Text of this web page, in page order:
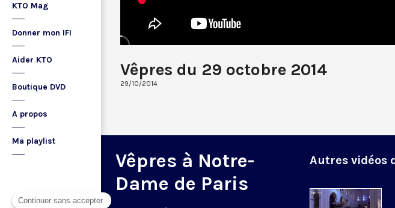
KTO Mag
Donner mon IFI
Aider KTO
Boutique DVD
A propos
Ma playlist
Vêpres du 29 octobre 2014
29/10/2014
Vêpres à Notre-
Dame de Paris
Autres vidéos